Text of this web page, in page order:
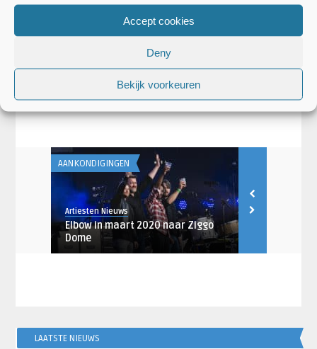
Accept cookies
Deny
Bekijk voorkeuren
Artikel Tags: AFAS Live Amsterdam·Elbow
Aankondigingen·Artiesten
Concertaankondigingen·Elbow Nieuws·Nieuws
AANKONDIGINGEN
Artiesten Nieuws
Elbow in maart 2020 naar Ziggo
Dome
LAATSTE NIEUWS